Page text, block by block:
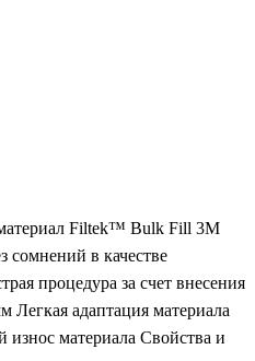
Filtek™ Bulk Fill 3M
сомнений в качестве
процедура за счет внесения
Легкая адаптация материала
материала Свойства и